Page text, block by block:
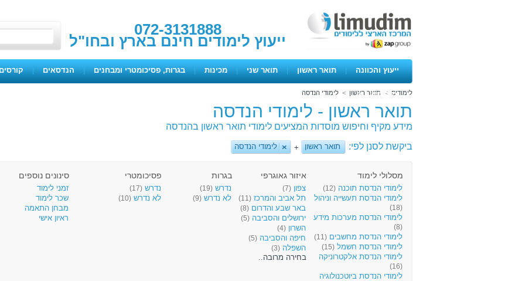
072-3131888
ייעוץ לימודים חינם בארץ ובחו"ל
ייעוץ והכוונה | תואר ראשון | תואר שני | מכינות | בגרות, פסיכומטרי ומבחנים | הנדסאים |
ימים פתוחיםלימודים > תואר ראשון > לימודי הנדסה
תואר ראשון - לימודי הנדסה
מידע מקיף וחיפוש מוסדות המציעים לימודי תואר ראשון בהנדסה
ביקשת לסנן לפי:
תואר ראשון + לימודי הנדסה
מסלולי לימוד
לימודי הנדסת תוכנה (12)
לימודי הנדסת תעשייה וניהול
(18)
לימודי הנדסת מערכות מידע
(8)
לימודי הנדסת מחשבים (11)
לימודי הנדסת חשמל (15)
לימודי הנדסת אלקטרוניקה
(16)
לימודי הנדסת ביוטכנולוגיה
איזור גאוגרפי
צפון (7)
תל אביב והמרכז (11)
באר שבע והדרום (8)
ירושלים והסביבה (5)
השרון (4)
חיפה והסביבה (5)
השפלה (3)
בחירה מרובה..
בגרות
נדרש (19)
לא נדרש (9)
פסיכומטרי
נדרש (17)
לא נדרש (10)
סינונים נוספים
זמני לימוד
שכר לימוד
מבחן התאמה
ראיון אישי